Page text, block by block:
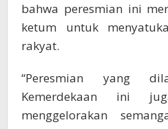
bahwa peresmian ini
ketum untuk
rakyat.
“Peresmian yang
Kemerdekaan ini
menggelorakan